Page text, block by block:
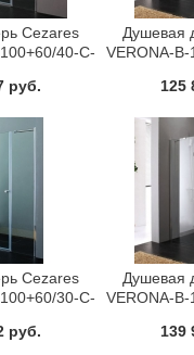
Cezares
40-C-
руб.
Душевая
VERONA-
125
Cezares
30-C-
руб.
Душевая
VERONA-
139